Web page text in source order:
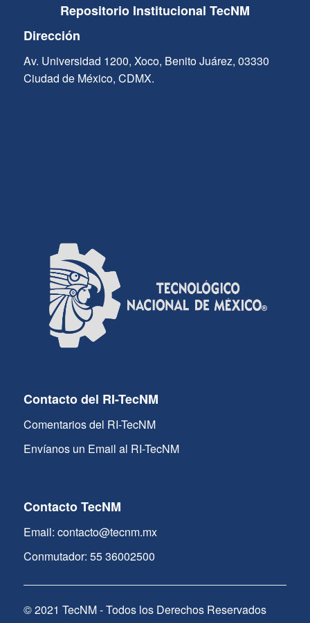
Repositorio Institucional TecNM
Dirección
Av. Universidad 1200, Xoco, Benito Juárez, 03330
Ciudad de México, CDMX.
Contacto del RI-TecNM
Comentarios del RI-TecNM
Envíanos un Email al RI-TecNM
Contacto TecNM
Email: contacto@tecnm.mx
Conmutador: 55 36002500
© 2021 TecNM - Todos los Derechos Reservados